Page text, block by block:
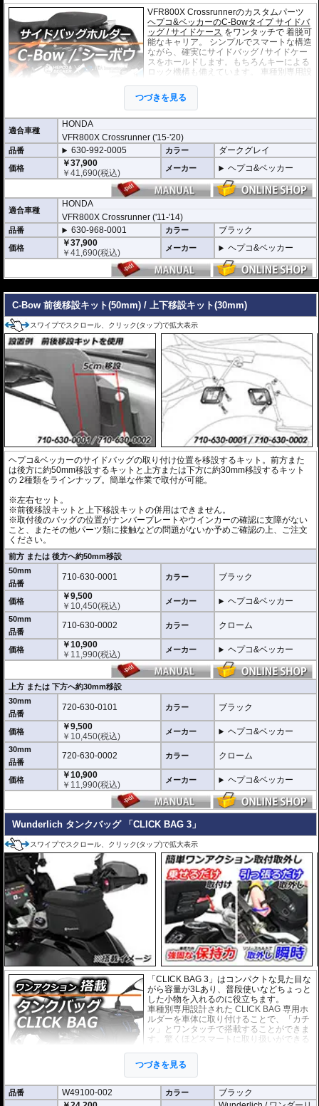
VFR800X Crossrunnerのカスタムパーツ
ヘプコ&ベッカーのC-Bowタイプ サイドバ
ッグ / サイドケース をワンタッチで 着脱可
能なキャリア。 シンプルでスマートな構造
ながら、確実にサイドバッグ / サイドケー
スをホールドします。もちろんキーによる
ロック機構も備えています。 車種別専用設
※サイドケースは別売です。こちらからお
求め下さい。
※バッグの搭載位置を 50mm 前方または後方、30mm 上方または下方に移設す
る移設キット(オプション)もあります。
つづきを見る
適合車種
HONDA
VFR800X Crossrunner ('15-'20)
品番 630-992-0005 カラー ダークグレイ
価格
￥37,900
￥41,690(税込) メーカー ヘプコ&ベッカー
適合車種
HONDA
VFR800X Crossrunner ('11-'14)
品番 630-968-0001 カラー ブラック
価格
￥37,900
￥41,690(税込) メーカー ヘプコ&ベッカー
C-Bow 前後移設キット(50mm) / 上下移設キット(30mm)
スワイプでスクロール、クリック(タップ)で拡大表示
ヘプコ&ベッカーのサイドバッグの取り付け位置を移設するキット。前方また
は後方に約50mm移設するキットと上方または下方に約30mm移設するキット
の 2種類をラインナップ。簡単な作業で取付が可能。
※左右セット。
※前後移設キットと上下移設キットの併用はできません。
※取付後のバッグの位置がナンバープレートやウインカーの確認に支障がない
こと、またその他パーツ類に接触などの問題がないか予めご確認の上、ご注文
ください。
前方 または 後方へ約50mm移設
50mm
品番
710-630-0001 カラー ブラック
価格
￥9,500
￥ 10,450(税込) メーカー ヘプコ&ベッカー
50mm
品番
710-630-0002 カラー クローム
価格
￥10,900
￥ 11,990(税込) メーカー ヘプコ&ベッカー
上方 または 下方へ約30mm移設
30mm
品番
720-630-0101 カラー ブラック
価格
￥9,500
￥ 10,450(税込) メーカー ヘプコ&ベッカー
30mm
品番
720-630-0002 カラー クローム
価格
￥10,900
￥ 11,990(税込) メーカー ヘプコ&ベッカー
Wunderlich タンクバッグ 「CLICK BAG 3」
スワイプでスクロール、クリック(タップ)で拡大表示
「CLICK BAG 3」はコンパクトな見た目な
がら容量が3Lあり、普段使いなどちょっと
した小物を入れるのに役立ちます。
車種別専用設計された CLICK BAG 専用ホ
ルダーを車体に取り付けることで、「カチ
ッ」とワンタッチで搭載することができま
す。驚くほどスマートに取り扱いができる
現。
撥水加工が施された耐久性が非常に高い生
地を採用。
形状保持設計で、中身が空の状態でも型崩れせず、高速走行におけるバタつ
きを防ぎます。
つづきを見る
品番 W49100-002 カラー
ブラック